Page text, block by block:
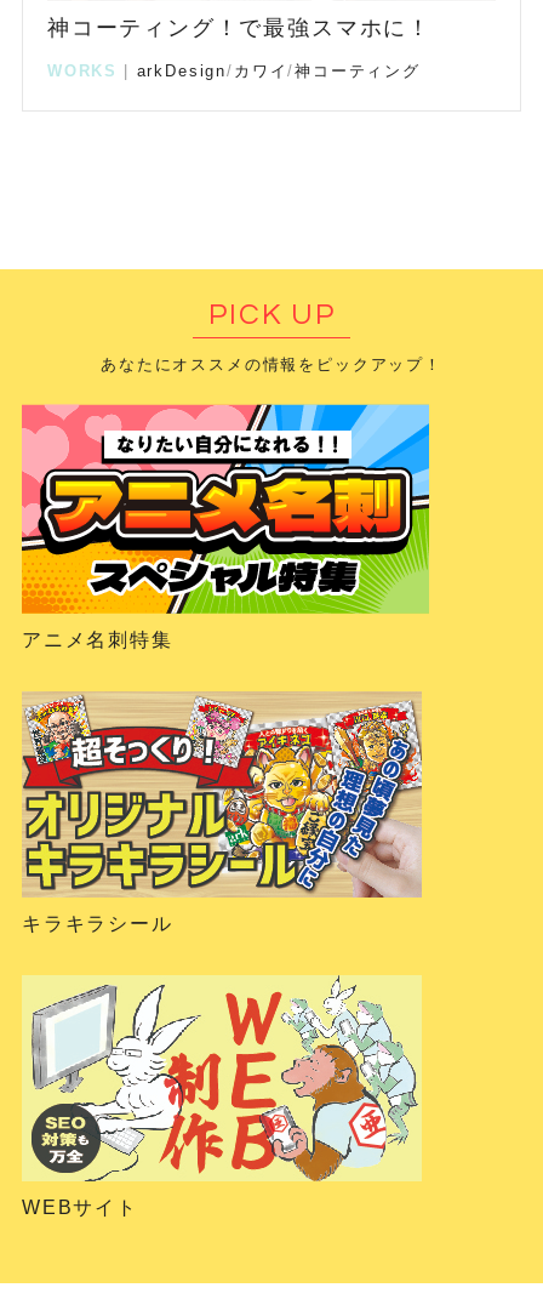
神コーティング！で最強スマホに！
WORKS arkDesign/ カワイ/神コーティング
PICK UP
あなたにオススメの情報をピックアップ！
アニメ名刺特集
キラキラシール
WEBサイト